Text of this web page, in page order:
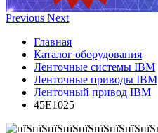
Previous Next
Главная
Каталог оборудования
Ленточные системы IBM
Ленточные приводы IBM
Ленточный привод IBM
45E1025